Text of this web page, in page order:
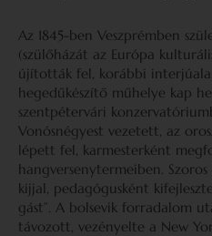
Az 1845-ben Veszprémben
(szülőházát az Európa
újították fel, korábbi
hegedűkészítő műhelye kap
szentpétervári
Vonósnégyest vezetett, az
lépett fel, karmesterként
hangversenytermeiben.
kijjal, pedagógusként
gást”. A bolsevik forradalom
távozott, vezényelte a New